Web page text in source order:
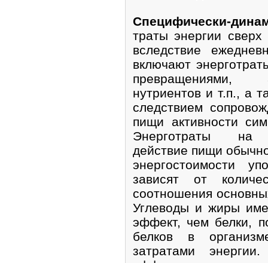
Специфически-
траты энергии
вследствие
включают
превращениями,
нутриентов и т.п., а
следствием
пищи активности
Энерготраты на
действие пищи
энергостоимости
зависят от
соотношения
Углеводы и жиры
эффект, чем белки,
белков в
затратами